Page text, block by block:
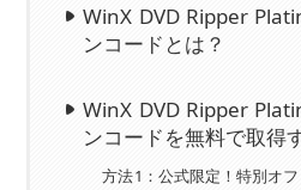
WinX DVD Ripper
ンコードとは？
WinX DVD Ripper
ンコードを無料で取得
方法1：公式限定！特別オ